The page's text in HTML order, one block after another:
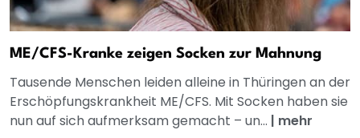
ME/CFS-Kranke zeigen Socken zur Mahnung
Tausende Menschen leiden alleine in Thüringen an der
Erschöpfungskrankheit ME/CFS. Mit Socken haben sie
nun auf sich aufmerksam gemacht – un... | mehr